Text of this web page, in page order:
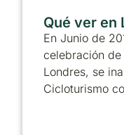
Qué ver en
En Junio de
celebración
Londres, se
Cicloturismo